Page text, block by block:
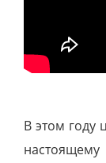
В этом году